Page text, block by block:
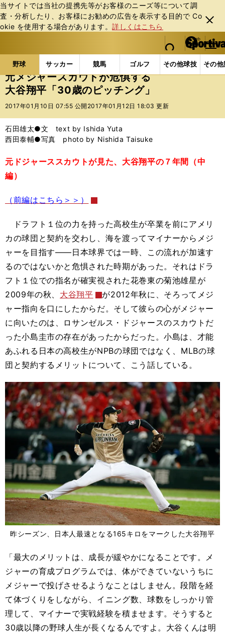
当サイトでは当社の提携先等がお客様のニーズ等について調
査・分析したり、お客様にお勧めの広告を表⽰する⽬的で Co
okie を使⽤する場合があります。詳しくはこちら
閉じ
る
web Sportiva (webスポルティーバ)
検索
マイペ
ー
ジ
メニュ
野球 サッカー 競馬 ゴルフ その他球技 その
b
ス
ポ
ル
バ
野球の記事一覧 プロ野球 元メジャースカウトが危
元メジャースカウトが危惧する
大谷翔平「30歳のピッチング」
2017年01月10日 07:55 公開 2017年01月12日 18:03 更新
石田雄太●文 text by Ishida Yuta
西田泰輔●写真 photo by Nishida Taisuke
元ドジャーススカウトが見た、大谷翔平の７年間（中
編）
（前編はこちら＞＞）
ドラフト１位の力を持った高校生が卒業を前にアメリ
カの球団と契約を交わし、海を渡ってマイナーからメジ
ャーを目指す――日本球界では一時、この流れが加速す
るのではないかと危惧された時期があった。それはドラ
フト１位での指名が確実視された花巻東の菊池雄星が
2009年の秋、 大谷翔平
が2012年秋に、そろってメジ
ャー指向を口にしたからだ。そして彼らの心がメジャー
に向いたのは、ロサンゼルス・ドジャースのスカウトだ
った小島圭市の存在があったからだった。小島は、才能
あふれる日本の高校生がNPBの球団ではなく、MLBの球
団と契約するメリットについて、こう話している。
昨シーズン、日本人最速となる165キロをマークした大谷翔平
「最大のメリットは、成長が緩やかになることです。メ
ジャーの育成プログラムでは、体ができていないうちに
メジャーで投げさせるようなことはしません。段階を経
て体づくりをしながら、イニング数、球数をしっかり管
理して、マイナーで実戦経験を積ませます。そうすると
30歳以降の野球人生が長くなるんですよ。大谷くんは明